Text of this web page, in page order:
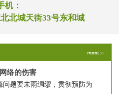
机：
北城天街33号东和城
络的伤害
问题要未雨绸缪，贯彻预防为